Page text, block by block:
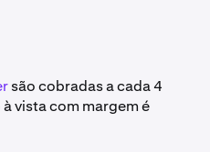
são cobradas a cada 4
vista com margem é